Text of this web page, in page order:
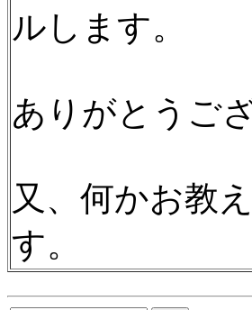
ルします。
ありがとうご
又、何かお教
す。